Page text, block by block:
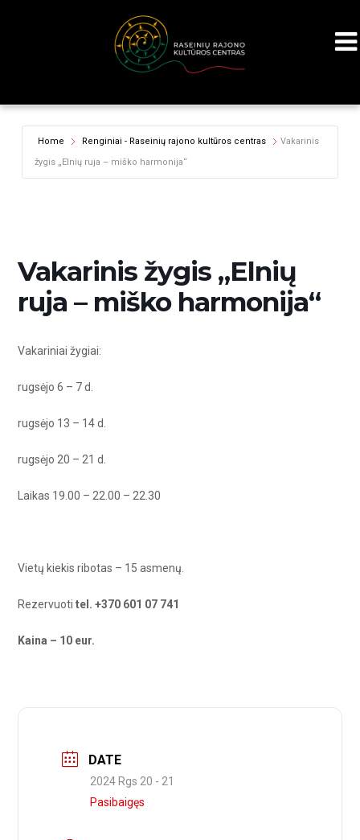
Home Renginiai - Raseinių rajono kultūros centras
Vakarinis
žygis „Elnių ruja – miško harmonija“
Vakarinis žygis „Elnių
ruja – miško harmonija“
Vakariniai žygiai:
rugsėjo 6 – 7 d.
rugsėjo 13 – 14 d.
rugsėjo 20 – 21 d.
Laikas 19.00 – 22.00 – 22.30
Vietų kiekis ribotas – 15 asmenų.
Rezervuotitel. +370 601 07 741
Kaina – 10 eur.
DATE
2024 Rgs 20 - 21
Pasibaigęs